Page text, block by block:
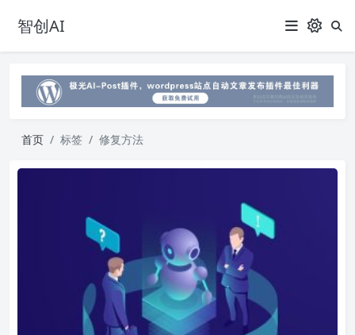
智创AI
首页 标签 修复方法